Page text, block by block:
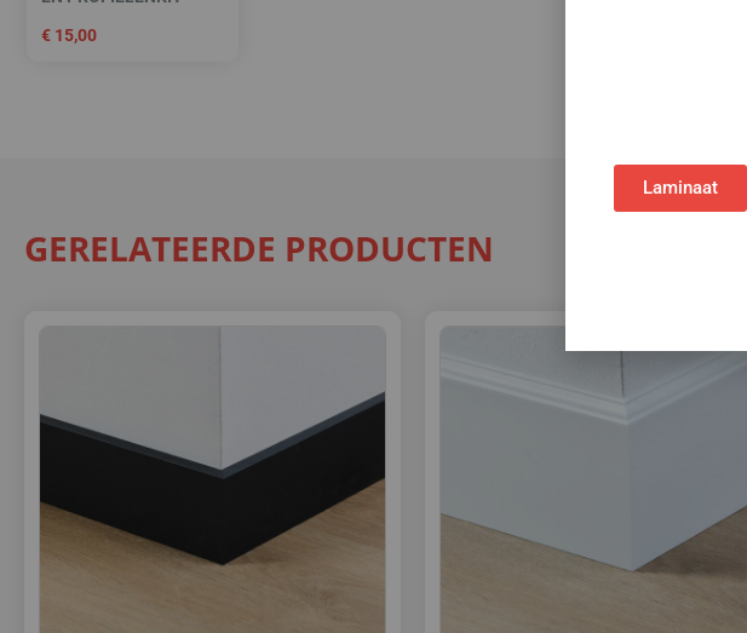
€ 15,00
GERELATEERDE PRODUCTEN
Laminaat